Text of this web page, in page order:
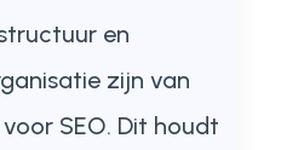
en
zijn van
SEO. Dit houdt